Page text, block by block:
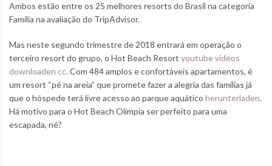
Ambos estão entre os 25 melhores resorts do Brasil na categoria
Família na avaliação do TripAdvisor.
Mas neste segundo trimestre de 2018 entrará em operação o
terceiro resort do grupo, o Hot Beach Resort youtube videos
downloaden cc. Com 484 amplos e confortáveis apartamentos, é
um resort “pé na areia” que promete fazer a alegria das famílias já
que o hóspede terá livre acesso ao parque aquático herunterladen.
Há motivo para o Hot Beach Olímpia ser perfeito para uma
escapada, né?